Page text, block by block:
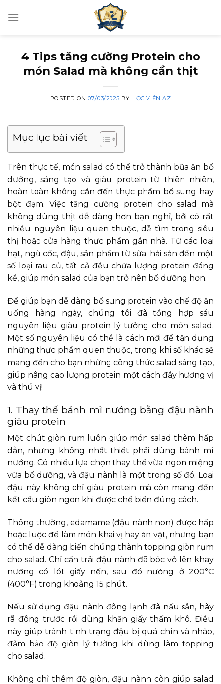
4 Tips tăng cường Protein cho
món Salad mà không cần thịt
POSTED ON07/03/2025 BY HỌC VIỆN AZ
Mục lục bài viết
Trên thực tế, món salad có thể trở thành bữa ăn bổ
dưỡng, sáng tạo và giàu protein từ thiên nhiên,
hoàn toàn không cần đến thực phẩm bổ sung hay
bột đạm. Việc tăng cường protein cho salad mà
không dùng thịt dễ dàng hơn bạn nghĩ, bởi có rất
nhiều nguyên liệu quen thuộc, dễ tìm trong siêu
thị hoặc cửa hàng thực phẩm gần nhà. Từ các loại
hạt, ngũ cốc, đậu, sản phẩm từ sữa, hải sản đến một
số loại rau củ, tất cả đều chứa lượng protein đáng
kể, giúp món salad của bạn trở nên bổ dưỡng hơn.
Để giúp bạn dễ dàng bổ sung protein vào chế độ ăn
uống hàng ngày, chúng tôi đã tổng hợp sáu
nguyên liệu giàu protein lý tưởng cho món salad.
Một số nguyên liệu có thể là cách mới để tận dụng
những thực phẩm quen thuộc, trong khi số khác sẽ
mang đến cho bạn những công thức salad sáng tạo,
giúp nâng cao lượng protein một cách đầy hương vị
và thú vị!
1. Thay thế bánh mì nướng bằng đậu nành
giàu protein
Một chút giòn rụm luôn giúp món salad thêm hấp
dẫn, nhưng không nhất thiết phải dùng bánh mì
nướng. Có nhiều lựa chọn thay thế vừa ngon miệng
vừa bổ dưỡng, và đậu nành là một trong số đó. Loại
đậu này không chỉ giàu protein mà còn mang đến
kết cấu giòn ngon khi được chế biến đúng cách.
Thông thường, edamame (đậu nành non) được hấp
hoặc luộc để làm món khai vị hay ăn vặt, nhưng bạn
có thể dễ dàng biến chúng thành topping giòn rụm
cho salad. Chỉ cần trải đậu nành đã bóc vỏ lên khay
nướng có lót giấy nến, sau đó nướng ở 200°C
(400°F) trong khoảng 15 phút.
Nếu sử dụng đậu nành đông lạnh đã nấu sẵn, hãy
rã đông trước rồi dùng khăn giấy thấm khô. Điều
này giúp tránh tình trạng đậu bị quá chín và nhão,
đảm bảo độ giòn lý tưởng khi dùng làm topping
cho salad.
Không chỉ thêm độ giòn, đậu nành còn giúp salad